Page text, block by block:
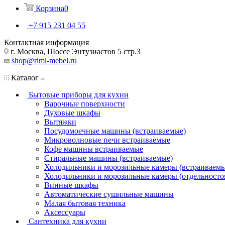
Корзина0
+7 915 231 04 55
Контактная информация
г. Москва, Шоссе Энтузиастов 5 стр.3
shop@rimi-mebel.ru
Каталог
Бытовые приборы для кухни
Варочные поверхности
Духовые шкафы
Вытяжки
Посудомоечные машины (встраиваемые)
Микроволновые печи встраиваемые
Кофе машины встраиваемые
Стиральные машины (встраиваемые)
Холодильники и морозильные камеры
Холодильники и морозильные камеры
Винные шкафы
Автоматические сушильные машины
Малая бытовая техника
Аксессуары
Сантехника для кухни